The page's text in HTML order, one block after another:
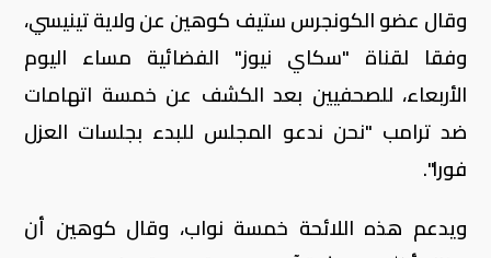
وقال عضو الكونجرس ستيف كوهين عن ولاية تينيسي،
وفقا لقناة "سكاي نيوز" الفضائية مساء اليوم
الأربعاء، للصحفيين بعد الكشف عن خمسة اتهامات
ضد ترامب "نحن ندعو المجلس للبدء بجلسات العزل
فورا".
ويدعم هذه اللائحة خمسة نواب، وقال كوهين أن